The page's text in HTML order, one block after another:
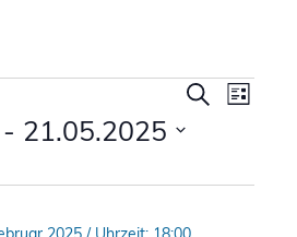
Suche
und
SucheListe
- 21.05.2025